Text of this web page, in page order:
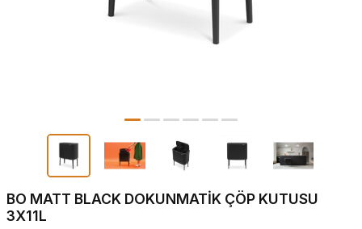
BO MATT BLACK DOKUNMATİK ÇÖP KUTUSU
3X11L